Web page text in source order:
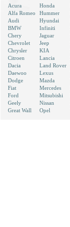
Acura
Alfa Romeo
Audi
BMW
Chery
Chevrolet
Chrysler
Citroen
Dacia
Daewoo
Dodge
Fiat
Ford
Geely
Great Wall
Honda
Hummer
Hyundai
Infiniti
Jaguar
Jeep
KIA
Lancia
Land Rover
Lexus
Mazda
Mercedes
Mitsubishi
Nissan
Opel